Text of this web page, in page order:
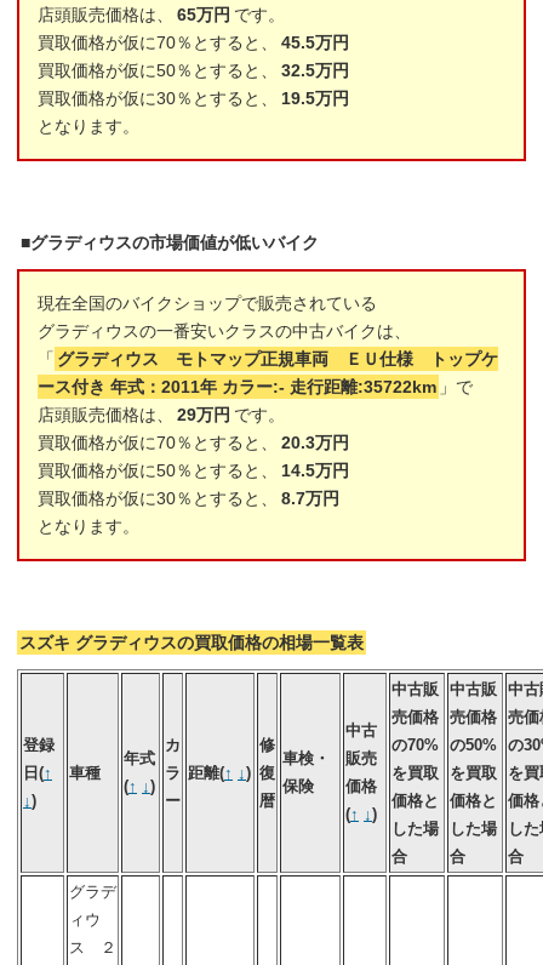
店頭販売価格は、
65万円 です。
買取価格が仮に70％とすると、
45.5万円
買取価格が仮に50％とすると、
32.5万円
買取価格が仮に30％とすると、
19.5万円
となります。
■グラディウスの市場価値が低いバイク
現在全国のバイクショップで販売されている
グラディウスの一番安いクラスの中古バイクは、
「 グラディウス モトマップ正規車両 ＥＵ仕様 トップケ
ース付き 年式：2011年 カラー:- 走行距離:35722km 」で
店頭販売価格は、
29万円 です。
買取価格が仮に70％とすると、
20.3万円
買取価格が仮に50％とすると、
14.5万円
買取価格が仮に30％とすると、
8.7万円
となります。
スズキ グラディウスの買取価格の相場一覧表
登録
日(↑
↓)
車種
年式
(↑ ↓)
カ
ラ
ー
距離(↑ ↓)
修
復
暦
車検・
保険
中古
販売
価格
(↑ ↓)
中古販
売価格
の70%
を買取
価格と
した場
合
中古販
売価格
の50%
を買取
価格と
した場
合
中古
売価
の
を買
価格
した
合
グラデ
ィウ
ス ２